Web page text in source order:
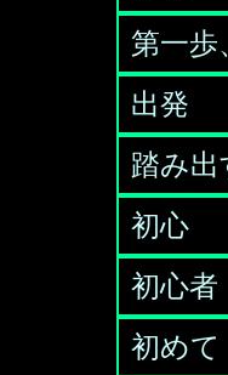
第一歩
出発
踏み出
初心
初心者
初めて